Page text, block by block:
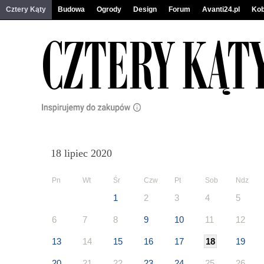
Cztery Kąty Budowa Ogrody Design Forum Avanti24.pl
18 lipiec 2020
Pn Wt Śr Czw Pt Sob Ndz
1 2 3 4 5
6 7 8 9 10 11 12
13 14 15 16 17 18 19